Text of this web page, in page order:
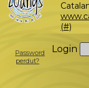
(#)
Login
Password
perdut?